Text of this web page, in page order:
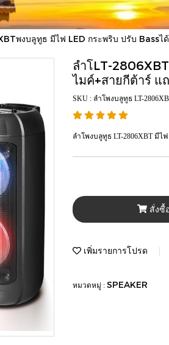
พงบลูทูธ มีไฟ LED กระพริบ ปรับ Bass
ลำโLT-
ไมค์+สายกีต้าร์ แ
SKU : ลำโพงบลูทูธ LT-
ลำโพงบลูทูธ LT-2806XBT มี
สั่งซื้
เพิ่มรายการโปรด
หมวดหมู่ : SPEAKER